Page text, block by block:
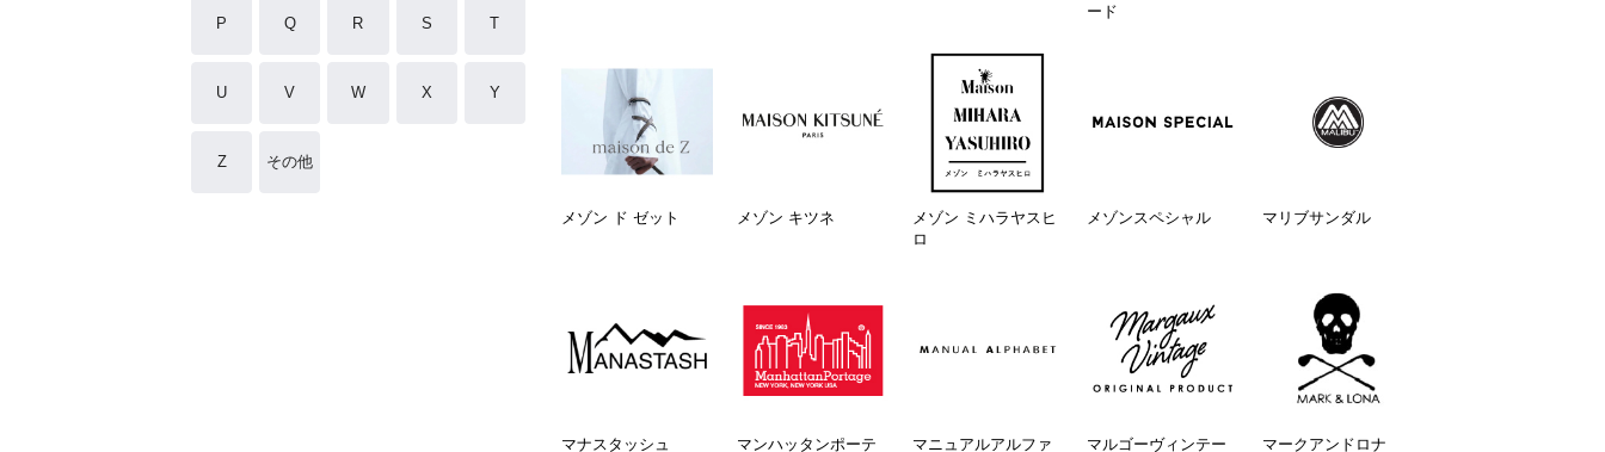
P Q R S T
U V W X Y
Z その他
ード
メゾン ド ゼット メゾン キツネ
メゾン ミハラヤスヒ
ロ
メゾンスペシャル マリブサンダル
マナスタッシュ
マンハッタンポーテ
マニュアルアルファ
マルゴーヴィンテー
マークアンドロナ